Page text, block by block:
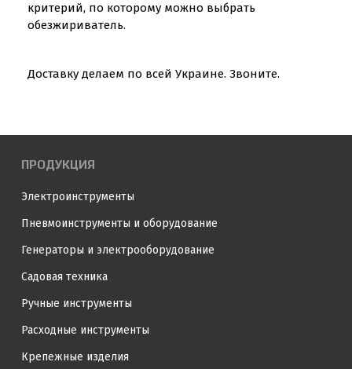
критерий, по которому можно выбрать
обезжириватель.
Доставку делаем по всей Украине. Звоните.
ПРОДУКЦИЯ
Электроинструменты
Пневмоинструменты и оборудование
Генераторы и электрооборудование
Садовая техника
Ручные инструменты
Расходные инструменты
Крепежные изделия